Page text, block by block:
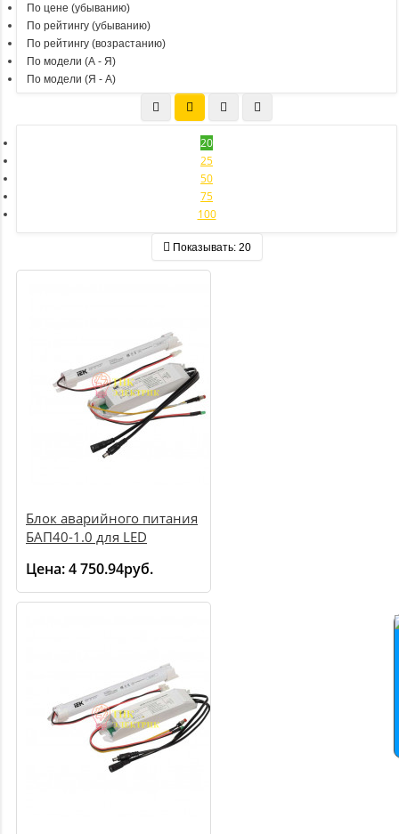
По цене (убыванию)
По рейтингу (убыванию)
По рейтингу (возрастанию)
По модели (A - Я)
По модели (Я - A)
20
25
50
75
100
Показывать: 20
Блок аварийного питания
БАП40-1.0 для LED
Цена:4 750.94руб.